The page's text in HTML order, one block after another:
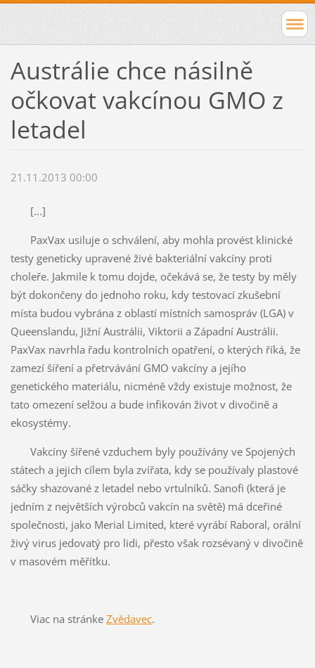
Austrálie chce násilně
očkovat vakcínou GMO z
letadel
21.11.2013 00:00
[...]
PaxVax usiluje o schválení, aby mohla provést klinické
testy geneticky upravené živé bakteriální vakcíny proti
choleře. Jakmile k tomu dojde, očekává se, že testy by měly
být dokončeny do jednoho roku, kdy testovací zkušební
místa budou vybrána z oblastí místních samospráv (LGA) v
Queenslandu, Jižní Austrálii, Viktorii a Západní Austrálii.
PaxVax navrhla řadu kontrolních opatření, o kterých říká, že
zamezí šíření a přetrvávání GMO vakcíny a jejího
genetického materiálu, nicméně vždy existuje možnost, že
tato omezení selžou a bude infikován život v divočině a
ekosystémy.
Vakcíny šířené vzduchem byly používány ve Spojených
státech a jejich cílem byla zvířata, kdy se používaly plastové
sáčky shazované z letadel nebo vrtulníků. Sanofi (která je
jedním z největších výrobců vakcín na světě) má dceřiné
společnosti, jako Merial Limited, které vyrábí Raboral, orální
živý virus jedovatý pro lidi, přesto však rozsévaný v divočině
v masovém měřítku.
Viac na stránke Zvědavec.